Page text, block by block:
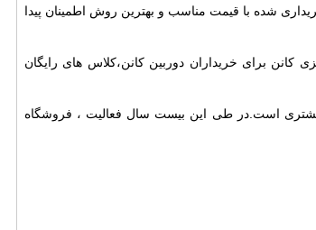
شده با قیمت مناسب و بهترین روش اطمینان پیدا
برای خریداران دوربین کانن،کلاس های رایگان
مشتری است.در طی این بیست سال فعالیت ، فروشگاه